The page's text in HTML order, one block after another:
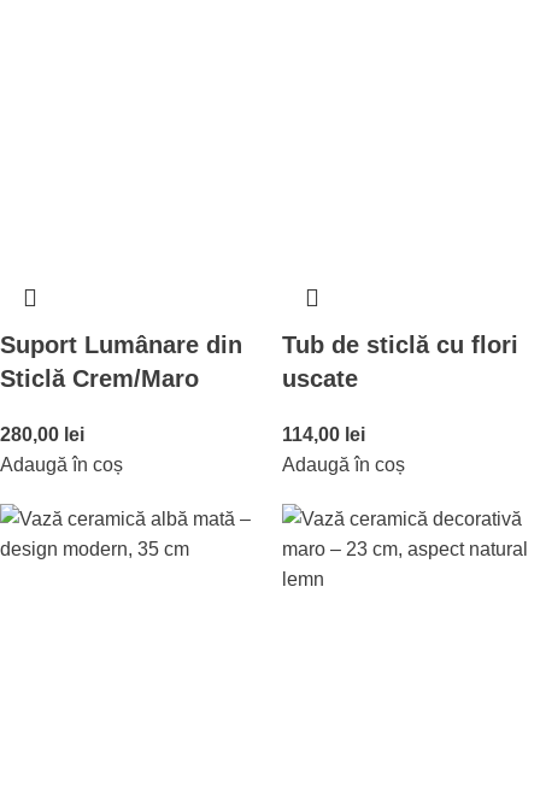
Suport Lumânare din
Sticlă Crem/Maro
280,00 lei
Adaugă în coș
Tub de sticlă cu flori
uscate
114,00 lei
Adaugă în coș